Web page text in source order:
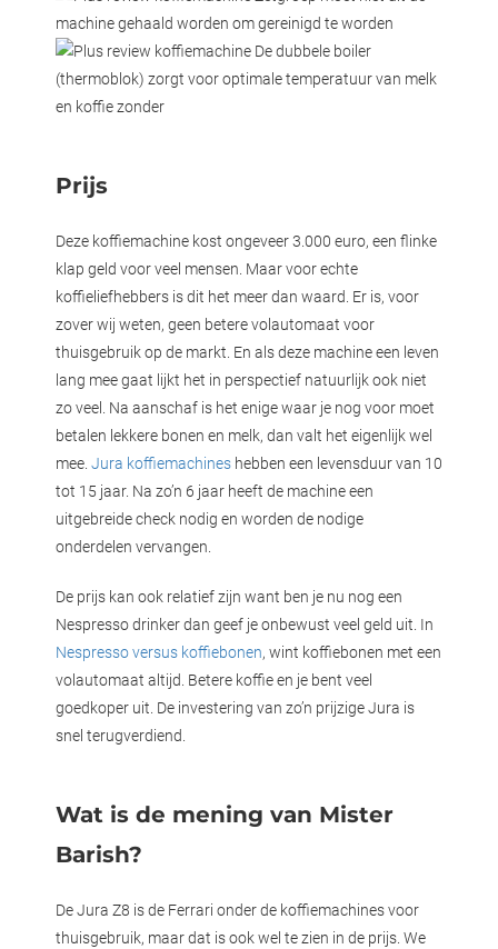
machine gehaald worden om gereinigd te worden
De dubbele boiler
(thermoblok) zorgt voor optimale temperatuur van melk
en koffie zonder
Prijs
Deze koffiemachine kost ongeveer 3.000 euro, een flinke
klap geld voor veel mensen. Maar voor echte
koffieliefhebbers is dit het meer dan waard. Er is, voor
zover wij weten, geen betere volautomaat voor
thuisgebruik op de markt. En als deze machine een leven
lang mee gaat lijkt het in perspectief natuurlijk ook niet
zo veel. Na aanschaf is het enige waar je nog voor moet
betalen lekkere bonen en melk, dan valt het eigenlijk wel
mee. Jura koffiemachines hebben een levensduur van 10
tot 15 jaar. Na zo’n 6 jaar heeft de machine een
uitgebreide check nodig en worden de nodige
onderdelen vervangen.
De prijs kan ook relatief zijn want ben je nu nog een
Nespresso drinker dan geef je onbewust veel geld uit. In
Nespresso versus koffiebonen, wint koffiebonen met een
volautomaat altijd. Betere koffie en je bent veel
goedkoper uit. De investering van zo’n prijzige Jura is
snel terugverdiend.
Wat is de mening van Mister
Barish?
De Jura Z8 is de Ferrari onder de koffiemachines voor
thuisgebruik, maar dat is ook wel te zien in de prijs. We